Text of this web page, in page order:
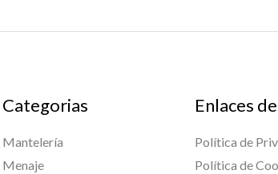
Categorias
Mantelería
Menaje
Enlaces
Política de
Política de